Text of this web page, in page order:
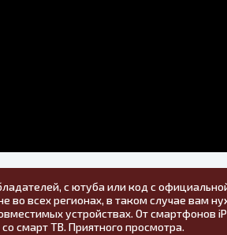
с ютуба или код с
во всех регионах, в таком случае вам
устройствах. От смартфонов
смарт ТВ. Приятного просмотра.